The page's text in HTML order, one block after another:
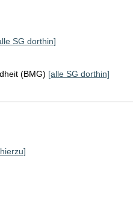
SG dorthin]
(BMG) [alle SG dorthin]